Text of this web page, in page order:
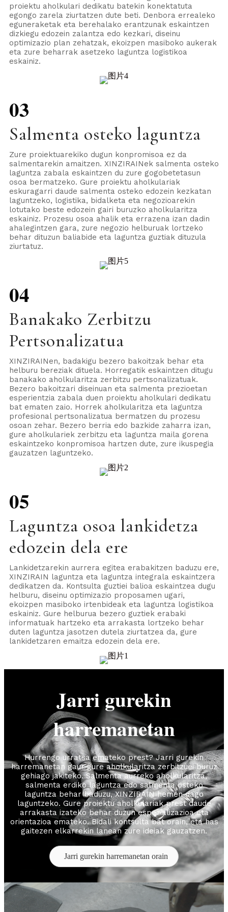
proiektu aholkulari dedikatu batekin konektatuta
egongo zarela ziurtatzen dute beti. Denbora errealeko
eguneraketak eta berehalako erantzunak eskaintzen
dizkiegu edozein zalantza edo kezkari, diseinu
optimizazio plan zehatzak, ekoizpen masiboko aukerak
eta zure beharrak asetzeko laguntza logistikoa
eskainiz.
03
Salmenta osteko laguntza
Zure proiektuarekiko dugun konpromisoa ez da
salmentarekin amaitzen. XINZIRAINek salmenta osteko
laguntza zabala eskaintzen du zure gogobetetasun
osoa bermatzeko. Gure proiektu aholkulariak
eskuragarri daude salmenta osteko edozein kezkatan
laguntzeko, logistika, bidalketa eta negozioarekin
lotutako beste edozein gairi buruzko aholkularitza
eskainiz. Prozesu osoa ahalik eta errazena izan dadin
ahalegintzen gara, zure negozio helburuak lortzeko
behar dituzun baliabide eta laguntza guztiak dituzula
ziurtatuz.
04
Banakako Zerbitzu
Pertsonalizatua
XINZIRAINen, badakigu bezero bakoitzak behar eta
helburu bereziak dituela. Horregatik eskaintzen ditugu
banakako aholkularitza zerbitzu pertsonalizatuak.
Bezero bakoitzari diseinuan eta salmenta prezioetan
esperientzia zabala duen proiektu aholkulari dedikatu
bat ematen zaio. Horrek aholkularitza eta laguntza
profesional pertsonalizatua bermatzen du prozesu
osoan zehar. Bezero berria edo bazkide zaharra izan,
gure aholkulariek zerbitzu eta laguntza maila gorena
eskaintzeko konpromisoa hartzen dute, zure ikuspegia
gauzatzen laguntzeko.
05
Laguntza osoa lankidetza
edozein dela ere
Lankidetzarekin aurrera egitea erabakitzen baduzu ere,
XINZIRAIN laguntza eta laguntza integrala eskaintzera
dedikatzen da. Kontsulta guztiei balioa eskaintzea dugu
helburu, diseinu optimizazio proposamen ugari,
ekoizpen masiboko irtenbideak eta laguntza logistikoa
eskainiz. Gure helburua bezero guztiek erabaki
informatuak hartzeko eta arrakasta lortzeko behar
duten laguntza jasotzen dutela ziurtatzea da, gure
lankidetzaren emaitza edozein dela ere.
Jarri gurekin
harremanetan
Hurrengo urratsa emateko prest? Jarri gurekin
harremanetan gaur gure aholkularitza zerbitzuei buruz
gehiago jakiteko. Salmenta aurreko aholkularitza,
salmenta erdiko laguntza edo salmenta osteko
laguntza behar baduzu, XINZIRAIN hemen dago
laguntzeko. Gure proiektu aholkulariak prest daude
arrakasta izateko behar duzun espezializazioa eta
orientazioa emateko. Bidali kontsulta bat orain, eta has
gaitezen elkarrekin lanean zure ideiak gauzatzen.
Jarri gurekin harremanetan orain